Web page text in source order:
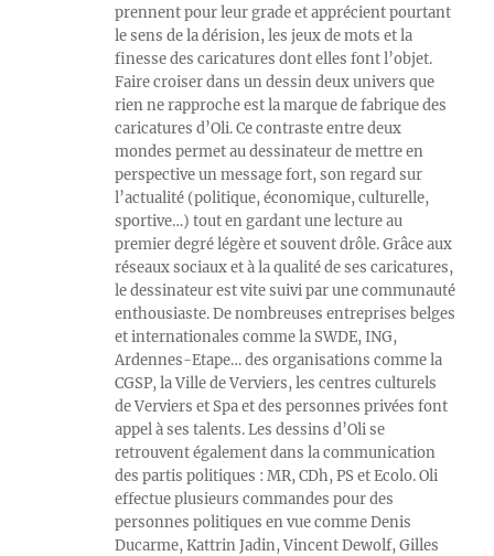
prennent pour leur grade et apprécient pourtant
le sens de la dérision, les jeux de mots et la
finesse des caricatures dont elles font l’objet.
Faire croiser dans un dessin deux univers que
rien ne rapproche est la marque de fabrique des
caricatures d’Oli. Ce contraste entre deux
mondes permet au dessinateur de mettre en
perspective un message fort, son regard sur
l’actualité (politique, économique, culturelle,
sportive…) tout en gardant une lecture au
premier degré légère et souvent drôle. Grâce aux
réseaux sociaux et à la qualité de ses caricatures,
le dessinateur est vite suivi par une communauté
enthousiaste. De nombreuses entreprises belges
et internationales comme la SWDE, ING,
Ardennes-Etape… des organisations comme la
CGSP, la Ville de Verviers, les centres culturels
de Verviers et Spa et des personnes privées font
appel à ses talents. Les dessins d’Oli se
retrouvent également dans la communication
des partis politiques : MR, CDh, PS et Ecolo. Oli
effectue plusieurs commandes pour des
personnes politiques en vue comme Denis
Ducarme, Kattrin Jadin, Vincent Dewolf, Gilles